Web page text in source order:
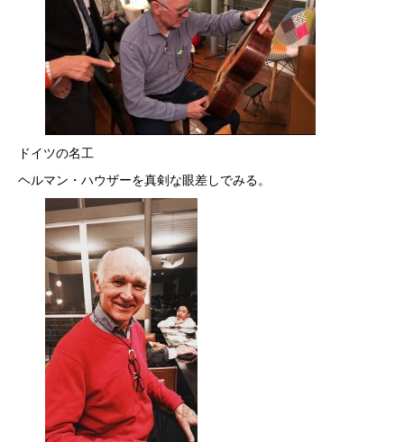
ドイツの名工
ヘルマン・ハウザーを真剣な眼差しでみる。